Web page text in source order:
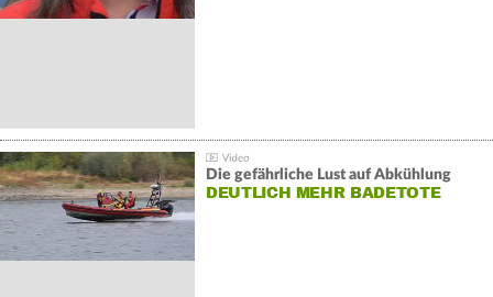
Die gefährliche Lust auf Abkühlung
DEUTLICH MEHR BADETOTE